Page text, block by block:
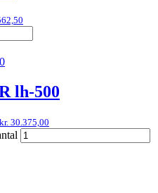
lh-500
kr. 30.375,00